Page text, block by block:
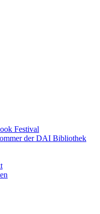
Festival
der DAI Bibliothek